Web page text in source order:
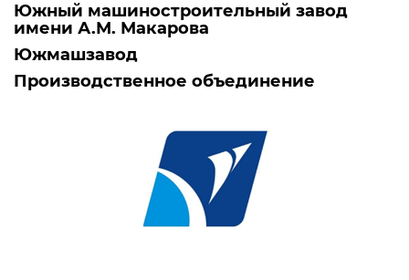
Южный машиностроительный завод
имени А.М. Макарова
Южмашзавод
Производственное объединение